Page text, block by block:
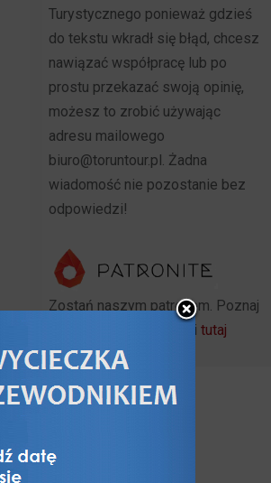
Turystycznego ponieważ gdzieś
do tekstu wkradł się błąd, chcesz
nawiązać współpracę lub po
prostu przekazać swoją opinię,
możesz to zrobić używając
adresu mailowego
biuro@toruntour.pl. Żadna
wiadomość nie pozostanie bez
odpowiedzi!
Zostań naszym patronem. Poznaj
szczegóły i możliwości tutaj